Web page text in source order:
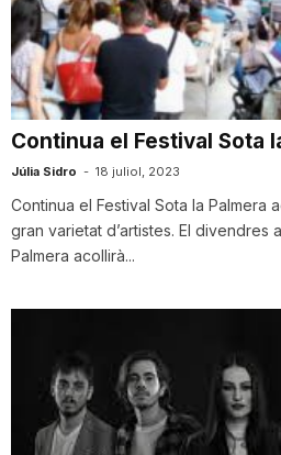
Continua el Festival Sota
Júlia Sidro - 18 juliol, 2023
Continua el Festival Sota la Palmera
gran varietat d’artistes. El divendres
Palmera acollirà...